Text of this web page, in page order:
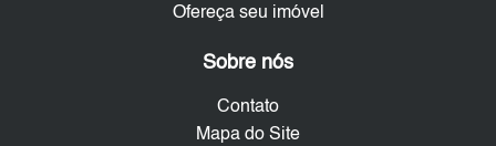
Ofereça seu imóvel
Sobre nós
Contato
Mapa do Site